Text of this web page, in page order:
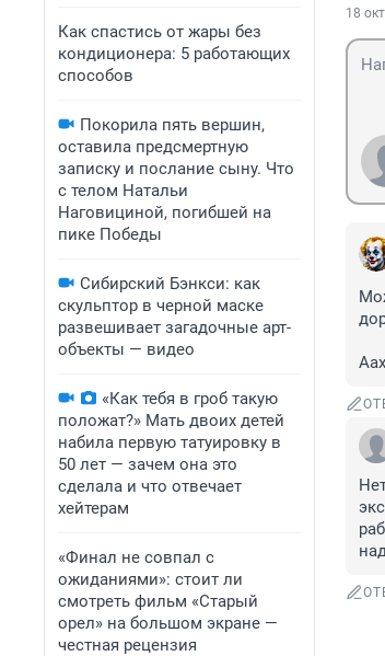
Как спастись от жары без
кондиционера: 5 работающих
способов
Покорила пять вершин,
оставила предсмертную
записку и послание сыну. Что
с телом Натальи
Наговициной, погибшей на
пике Победы
Сибирский Бэнкси: как
скульптор в черной маске
развешивает загадочные арт-
объекты — видео
«Как тебя в гроб такую
положат?» Мать двоих детей
набила первую татуировку в
50 лет — зачем она это
сделала и что отвечает
хейтерам
«Финал не совпал с
ожиданиями»: стоит ли
смотреть фильм «Старый
орел» на большом экране —
честная рецензия
18